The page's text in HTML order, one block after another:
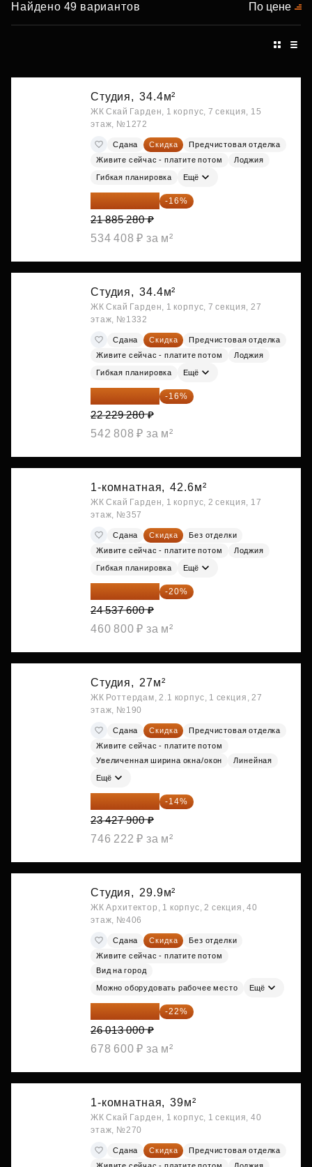
Найдено 49 вариантов По цене
Студия, 34.4м²
ЖК Скай Гарден, 1 корпус, 7 секция, 15
этаж, №1272
Сдана Скидка
Предчистовая отделка
Живите сейчас - платите потом
Лоджия
Гибкая планировка Ещё
18 383 635 ₽ -16%
21 885 280 ₽
534 408 ₽ за м²
Студия, 34.4м²
ЖК Скай Гарден, 1 корпус, 7 секция, 27
этаж, №1332
Сдана Скидка
Предчистовая отделка
Живите сейчас - платите потом
Лоджия
Гибкая планировка Ещё
18 672 595 ₽ -16%
22 229 280 ₽
542 808 ₽ за м²
1-комнатная, 42.6м²
ЖК Скай Гарден, 1 корпус, 2 секция, 17
этаж, №357
Сдана Скидка
Без отделки
Живите сейчас - платите потом
Лоджия
Гибкая планировка Ещё
19 630 080 ₽ -20%
24 537 600 ₽
460 800 ₽ за м²
Студия, 27м²
ЖК Роттердам, 2.1 корпус, 1 секция, 27
этаж, №190
Сдана Скидка
Предчистовая отделка
Живите сейчас - платите потом
Увеличенная ширина окна/окон
Линейная
Ещё
20 147 994 ₽ -14%
23 427 900 ₽
746 222 ₽ за м²
Студия, 29.9м²
ЖК Архитектор, 1 корпус, 2 секция, 40
этаж, №406
Сдана Скидка
Без отделки
Живите сейчас - платите потом
Вид на город
Можно оборудовать рабочее место Ещё
20 290 140 ₽ -22%
26 013 000 ₽
678 600 ₽ за м²
1-комнатная, 39м²
ЖК Скай Гарден, 1 корпус, 1 секция, 40
этаж, №270
Сдана Скидка
Предчистовая отделка